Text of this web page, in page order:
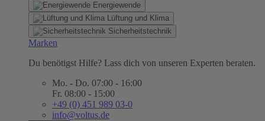
Energiewende
Lüftung und Klima
Sicherheitstechnik
Marken
Du benötigst Hilfe? Lass dich von unseren Experten beraten.
Mo. - Do. 07:00 - 16:00
Fr. 08:00 - 15:00
+49 (0) 451 989 03-0
info@voltus.de